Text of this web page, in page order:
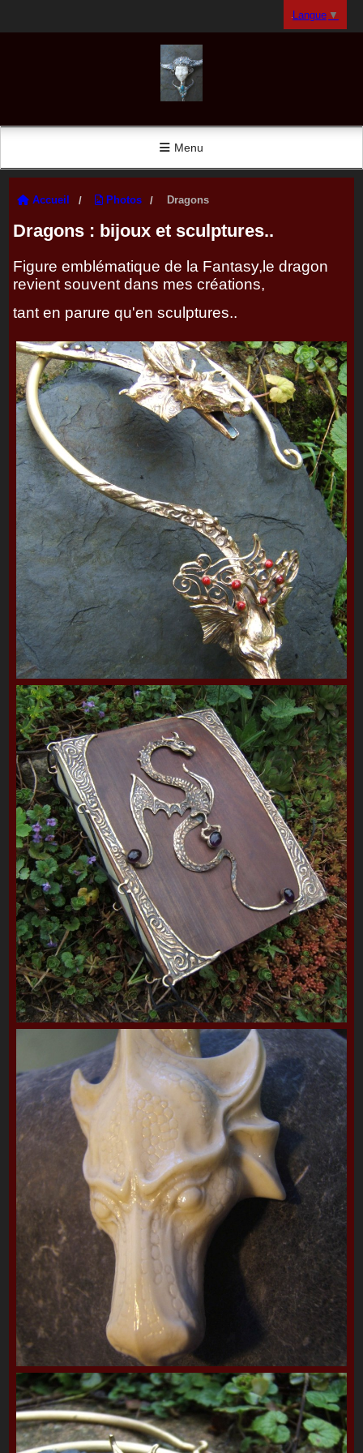
Menu
Accueil Photos Dragons
Dragons : bijoux et sculptures..
Figure emblématique de la Fantasy,le dragon
revient souvent dans mes créations,
tant en parure qu'en sculptures..
Langue ▼